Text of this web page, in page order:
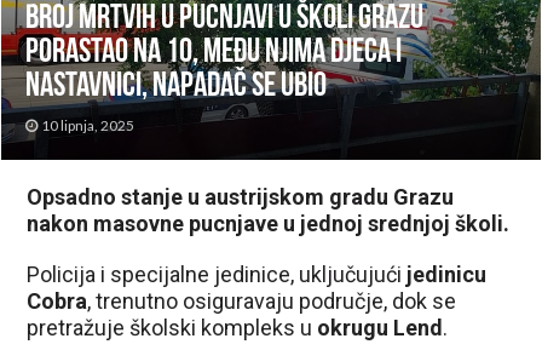
Broj mrtvih u pucnjavi u školi Grazu
porastao na 10, među njima djeca i
nastavnici, napadač se ubio
10 lipnja, 2025
Opsadno stanje u austrijskom gradu Grazu
nakon masovne pucnjave u jednoj srednjoj školi.
Policija i specijalne jedinice, uključujući jedinicu
Cobra, trenutno osiguravaju područje, dok se
pretražuje školski kompleks u okrugu Lend.